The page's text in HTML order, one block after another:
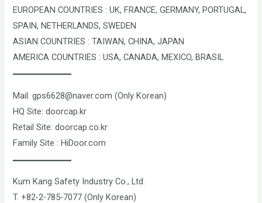
EUROPEAN COUNTRIES : UK, FRANCE, GERMANY, PORTUGAL,
SPAIN, NETHERLANDS, SWEDEN
ASIAN COUNTRIES : TAIWAN, CHINA, JAPAN
AMERICA COUNTRIES : USA, CANADA, MEXICO, BRASIL
Mail: gps6628@naver.com (Only Korean)
HQ Site: doorcap.kr
Retail Site: doorcap.co.kr
Family Site : HiDoor.com
Kum Kang Safety Industry Co., Ltd.
T. +82-2-785-7077 (Only Korean)